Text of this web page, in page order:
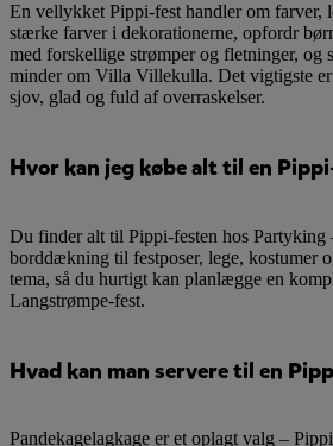
En vellykket Pippi-fest handler om farver,
stærke farver i dekorationerne, opfordr
med forskellige strømper og fletninger, og
minder om Villa Villekulla. Det vigtigste er
sjov, glad og fuld af overraskelser.
Hvor kan jeg købe alt til en
Du finder alt til Pippi-festen hos Partyking
borddækning til festposer, lege, kostumer
tema, så du hurtigt kan planlægge en
Langstrømpe-fest.
Hvad kan man servere til en
Pandekagelagkage er et oplagt valg –